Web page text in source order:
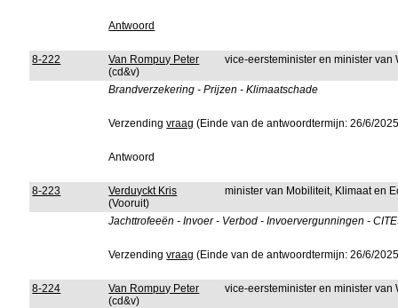
Antwoord
8-222
Van Rompuy Peter
(cd&v)
vice-eersteminister en minister
Brandverzekering - Prijzen - Klimaatschade
Verzendingvraag (Einde van de antwoordtermijn: 26/6/
Antwoord
8-223
Verduyckt Kris
(Vooruit)
minister van Mobiliteit, Klimaat en
Jachttrofeeën - Invoer - Verbod - Invoervergunningen -
Verzendingvraag (Einde van de antwoordtermijn: 26/6/
8-224
Van Rompuy Peter
(cd&v)
vice-eersteminister en minister